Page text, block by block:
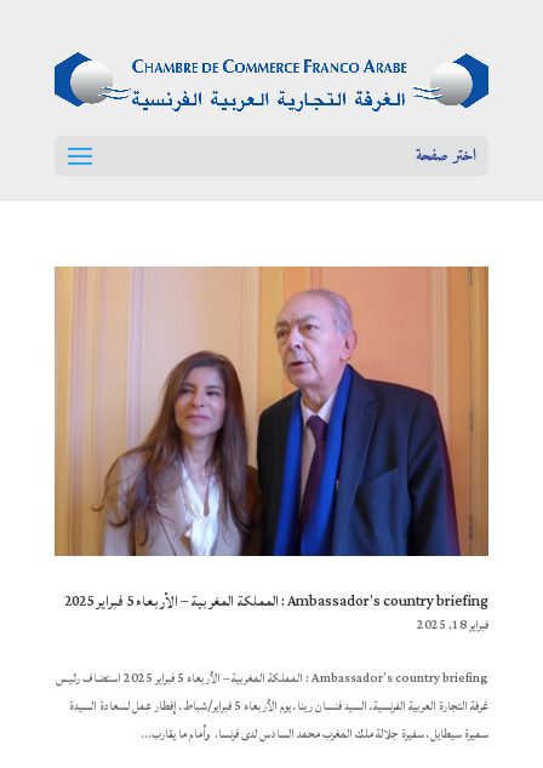
اختر صفحة
Ambassador’s country briefing : المملكة المغربية – الأربعاء 5 فبراير 2025
فبراير 18, 2025
Ambassador’s country briefing : المملكة المغربية – الأربعاء 5 فبراير 2025 استضاف رئيس
غرفة التجارة العربية الفرنسية، السيد فنسان رينا، يوم الأربعاء 5 فبراير/شباط، إفطار عمل لسعادة السيدة
سميرة سيطايل، سفيرة جلالة ملك المغرب محمد السادس لدى فرنسا. وأمام ما يقارب...